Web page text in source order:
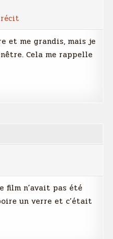
récit
et me grandis, mais je
Cela me rappelle
film n’avait pas été
un verre et c’était